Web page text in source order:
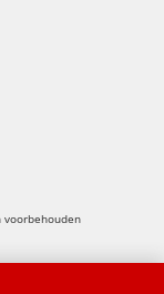
voorbehouden